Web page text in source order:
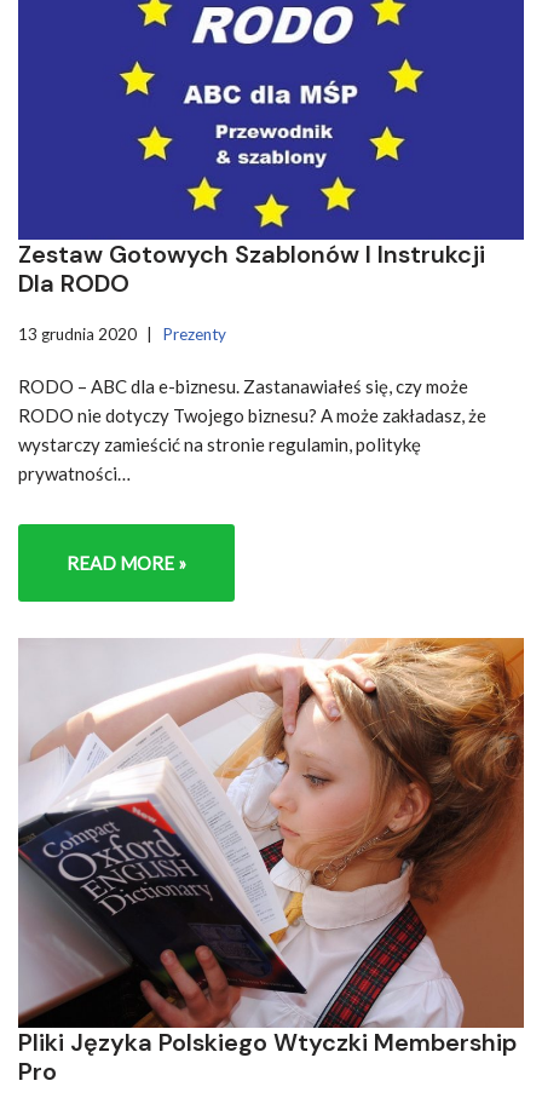
Zestaw Gotowych Szablonów I Instrukcji
Dla RODO
13 grudnia 2020 Prezenty
RODO – ABC dla e-biznesu. Zastanawiałeś się, czy może
RODO nie dotyczy Twojego biznesu? A może zakładasz, że
wystarczy zamieścić na stronie regulamin, politykę
prywatności…
READ MORE »
Pliki Języka Polskiego Wtyczki Membership
Pro